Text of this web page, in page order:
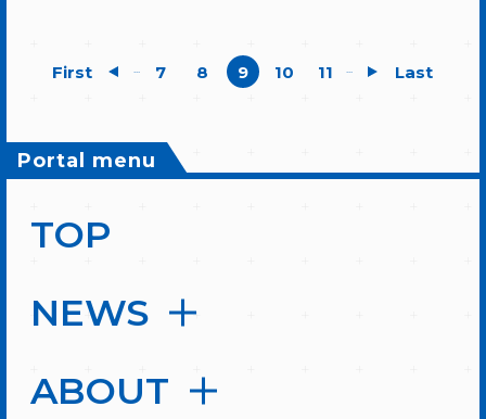
First ... 7 8 9 10 11 ... Last
Portal menu
TOP
NEWS
ABOUT